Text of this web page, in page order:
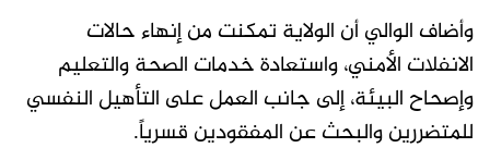
وأضاف الوالي أن الولاية تمكنت من إنهاء حالات
الانفلات الأمني، واستعادة خدمات الصحة والتعليم
وإصحاح البيئة، إلى جانب العمل على التأهيل النفسي
للمتضررين والبحث عن المفقودين قسرياً.